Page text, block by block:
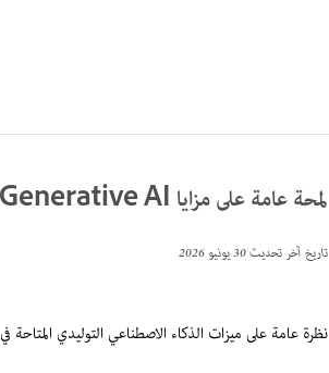
لمحة عامة على مزايا Generative AI
تاريخ آخر تحديث30 يونيو 2026
نظرة عامة على ميزات الذكاء الاصطناعي التوليدي المتاحة في Adobe InDesign وAdobe InDesign (Beta).